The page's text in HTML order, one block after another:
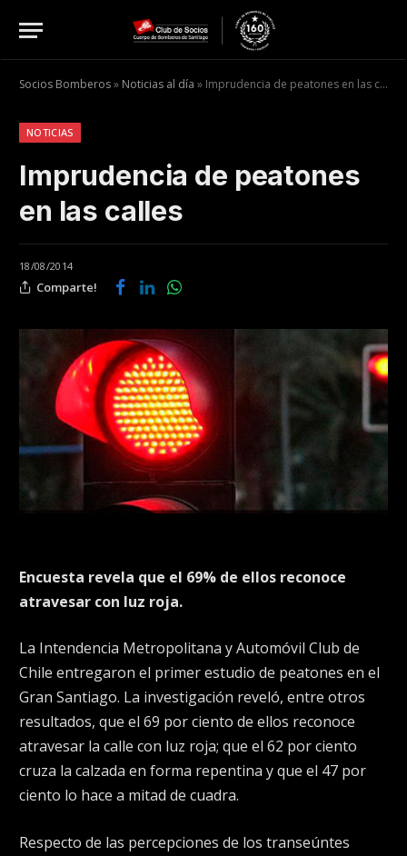
Socios Bomberos» Noticias al día » Imprudencia de peatones en las calles
NOTICIAS
Imprudencia de peatones
en las calles
18/08/2014
Comparte!
Encuesta revela que el 69% de ellos reconoce
atravesar con luz roja.
La Intendencia Metropolitana y Automóvil Club de
Chile entregaron el primer estudio de peatones en el
Gran Santiago. La investigación reveló, entre otros
resultados, que el 69 por ciento de ellos reconoce
atravesar la calle con luz roja; que el 62 por ciento
cruza la calzada en forma repentina y que el 47 por
ciento lo hace a mitad de cuadra.
Respecto de las percepciones de los transeúntes